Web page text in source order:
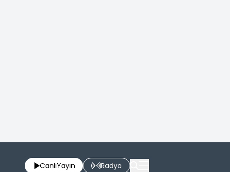
CanlıYayın Radyo